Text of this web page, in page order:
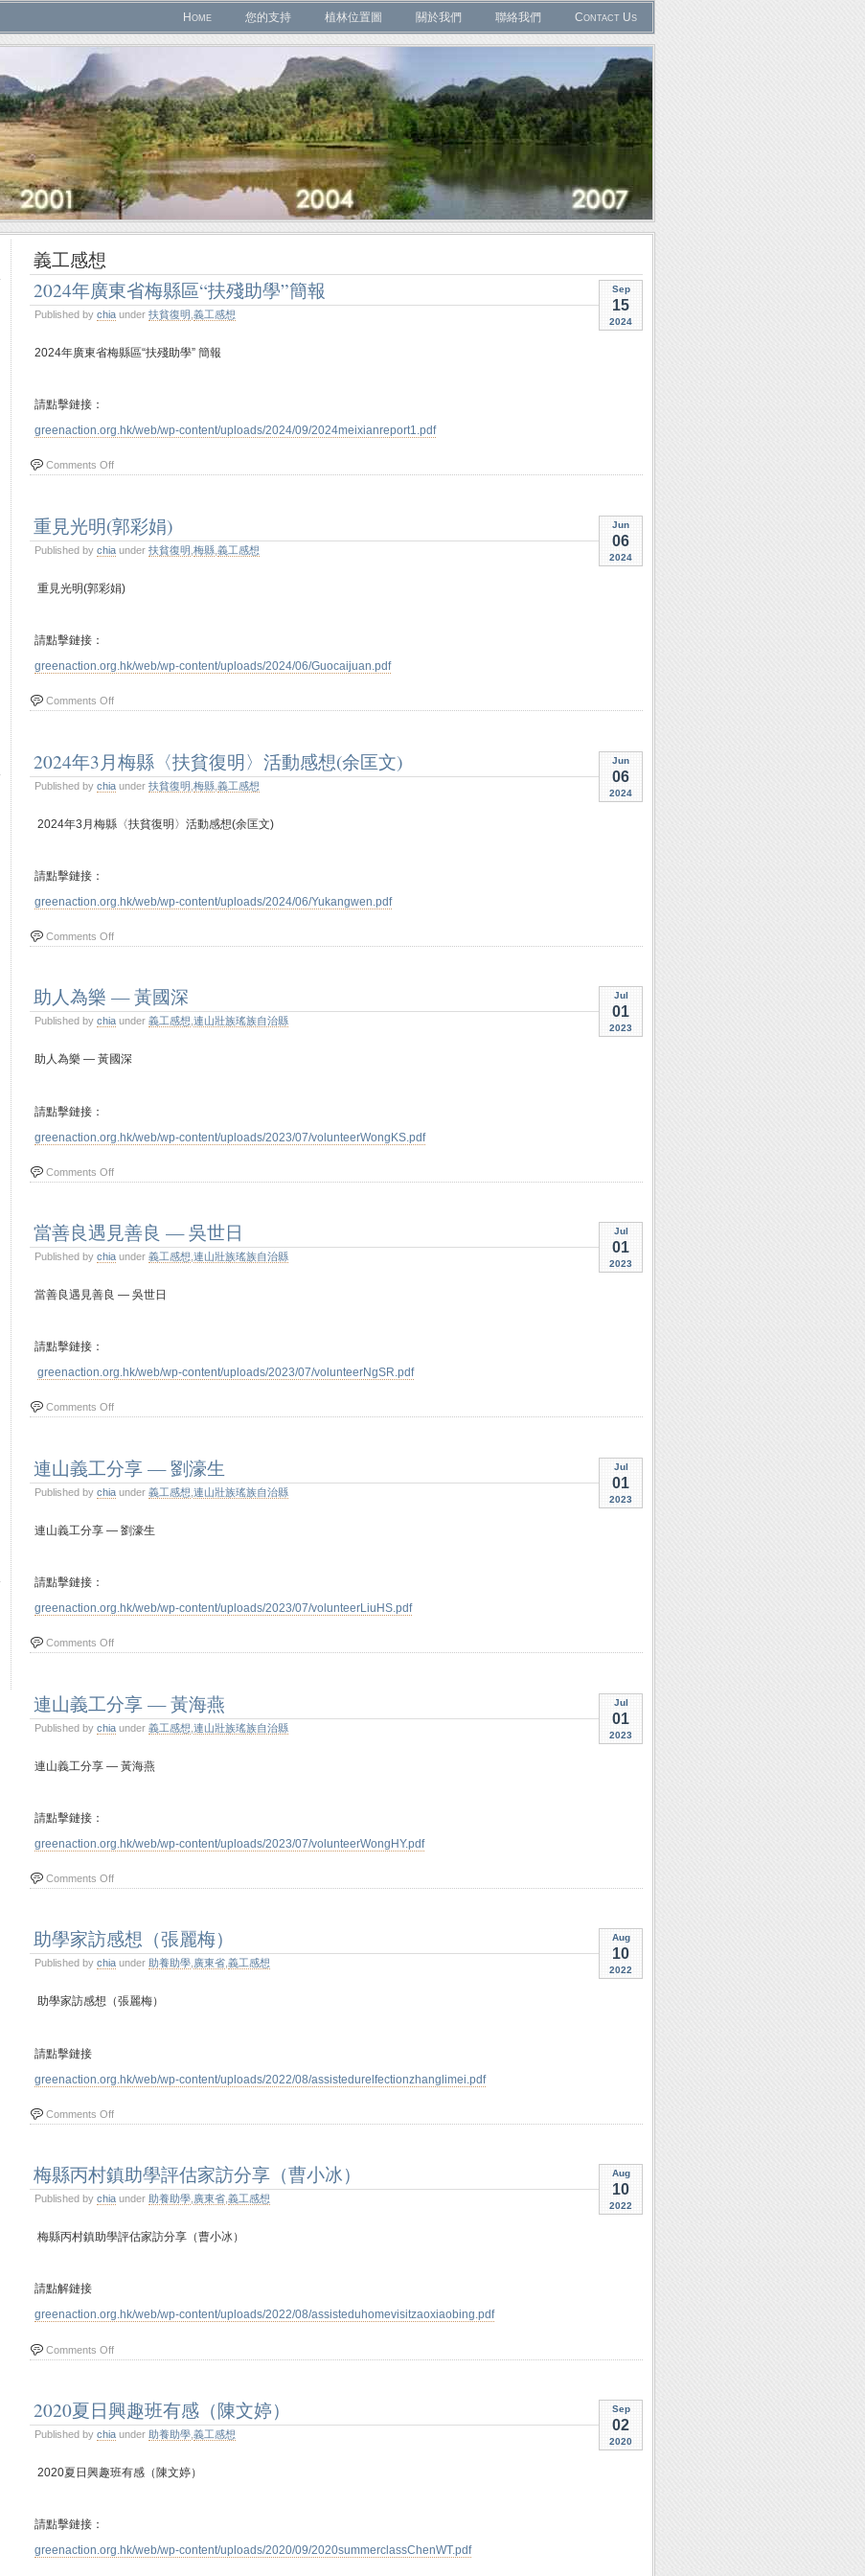
Home 您的支持 植林位置圖 關於我們 聯絡我們 Contact Us
義工感想
Sep
15
2024
2024年廣東省梅縣區“扶殘助學”簡報
Published by chia under 扶貧復明 義工感想
2024年廣東省梅縣區“扶殘助學” 簡報
請點擊鏈接：
greenaction.org.hk/web/wp-content/uploads/2024/09/2024meixianreport1.pdf
Comments Off
Jun
06
2024
重見光明(郭彩娟)
Published by chia under 扶貧復明 梅縣 義工感想
重見光明(郭彩娟)
請點擊鏈接：
greenaction.org.hk/web/wp-content/uploads/2024/06/Guocaijuan.pdf
Comments Off
Jun
06
2024
2024年3月梅縣〈扶貧復明〉活動感想(余匡文)
Published by chia under 扶貧復明 梅縣 義工感想
2024年3月梅縣〈扶貧復明〉活動感想(余匡文)
請點擊鏈接：
greenaction.org.hk/web/wp-content/uploads/2024/06/Yukangwen.pdf
Comments Off
Jul
01
2023
助人為樂 — 黃國深
Published by chia under 義工感想 連山壯族瑤族自治縣
助人為樂 — 黃國深
請點擊鏈接：
greenaction.org.hk/web/wp-content/uploads/2023/07/volunteerWongKS.pdf
Comments Off
Jul
01
2023
當善良遇見善良 — 吳世日
Published by chia under 義工感想 連山壯族瑤族自治縣
當善良遇見善良 — 吳世日
請點擊鏈接：
greenaction.org.hk/web/wp-content/uploads/2023/07/volunteerNgSR.pdf
Comments Off
Jul
01
2023
連山義工分享 — 劉濠生
Published by chia under 義工感想 連山壯族瑤族自治縣
連山義工分享 — 劉濠生
請點擊鏈接：
greenaction.org.hk/web/wp-content/uploads/2023/07/volunteerLiuHS.pdf
Comments Off
Jul
01
2023
連山義工分享 — 黃海燕
Published by chia under 義工感想 連山壯族瑤族自治縣
連山義工分享 — 黃海燕
請點擊鏈接：
greenaction.org.hk/web/wp-content/uploads/2023/07/volunteerWongHY.pdf
Comments Off
Aug
10
2022
助學家訪感想（張麗梅）
Published by chia under 助養助學,廣東省,義工感想
助學家訪感想（張麗梅）
請點擊鏈接
greenaction.org.hk/web/wp-content/uploads/2022/08/assistedurelfectionzhanglimei.pdf
Comments Off
Aug
10
2022
梅縣丙村鎮助學評估家訪分享（曹小冰）
Published by chia under 助養助學 廣東省 義工感想
梅縣丙村鎮助學評估家訪分享（曹小冰）
請點解鏈接
greenaction.org.hk/web/wp-content/uploads/2022/08/assisteduhomevisitzaoxiaobing.pdf
Comments Off
Sep
02
2020
2020夏日興趣班有感（陳文婷）
Published by chia under 助養助學 義工感想
2020夏日興趣班有感（陳文婷）
請點擊鏈接：
greenaction.org.hk/web/wp-content/uploads/2020/09/2020summerclassChenWT.pdf